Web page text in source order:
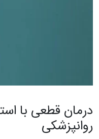
درمان قطعی با
روانپزشکی